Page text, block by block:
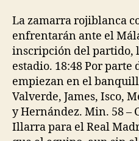
La zamarra rojiblanca
enfrentarán ante el
inscripción del partido,
estadio. 18:48 Por parte
empiezan en el
Valverde, James, Isco,
y Hernández. Min. 58 –
Illarra para el Real